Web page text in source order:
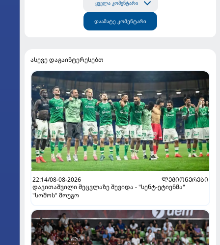
ყველა კომენტარი
დაამატე კომენტარი
ასევე დაგაინტერესებთ
22:14/08-08-2026
ᲚᲔᲒᲘᲝᲜᲔᲠᲔᲑᲘ
დავითაშვილი შეცვლაზე შევიდა - "სენტ-ეტიენმა"
"სოშოს" მოუგო